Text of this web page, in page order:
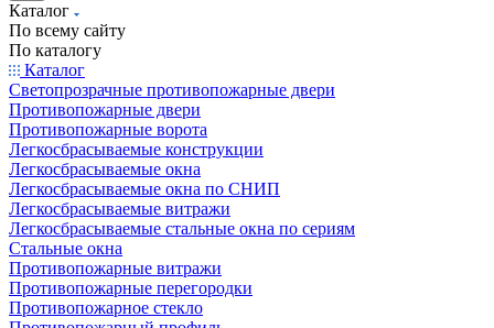
Каталог
По всему сайту
По каталогу
Каталог
Светопрозрачные противопожарные двери
Противопожарные двери
Противопожарные ворота
Легкосбрасываемые конструкции
Легкосбрасываемые окна
Легкосбрасываемые окна по СНИП
Легкосбрасываемые витражи
Легкосбрасываемые стальные окна по сериям
Стальные окна
Противопожарные витражи
Противопожарные перегородки
Противопожарное стекло